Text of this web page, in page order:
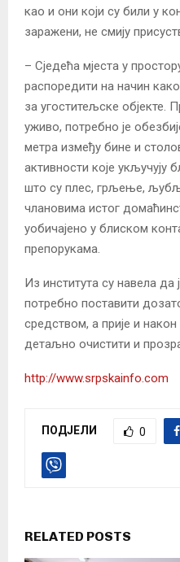
као и они који су били у
заражени, не смију
– Сједећа мјеста у
распоредити на начин
за угоститељске објекте.
уживо, потребно је
метра између бине и
активности које укључују
што су плес, грљење,
члановима истог
уобичајено у блиском
препорукама.
Из института су навела да
потребно поставити
средством, а прије и
детаљно очистити и
http://www.srpskainfo.com
ПОДЈЕЛИ 0
RELATED POSTS